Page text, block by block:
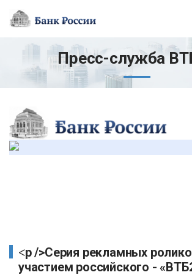
Пресс-служба
<p />Серия рекламных роликов ВТБ24 с
участием российского -